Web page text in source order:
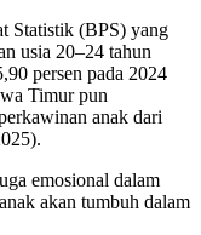
Statistik (BPS) yang
usia 20–24 tahun
persen pada 2024
Timur pun
anak dari
emosional dalam
akan tumbuh dalam